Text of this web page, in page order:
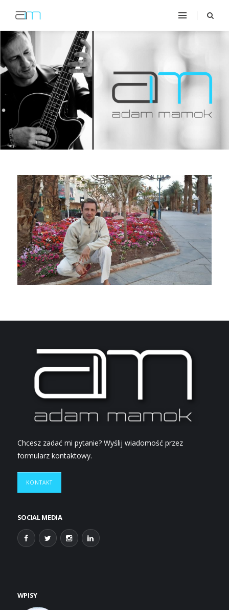
Chcesz zadać mi pytanie? Wyślij wiadomość przez
formularz kontaktowy.
KONTAKT
SOCIAL MEDIA
WPISY